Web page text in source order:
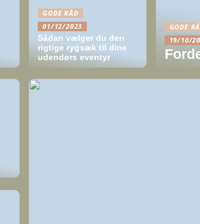
GODE RÅD
01/12/2023
Sådan vælger du den
rigtige rygsæk til dine
udendørs eventyr
GODE
19/10/